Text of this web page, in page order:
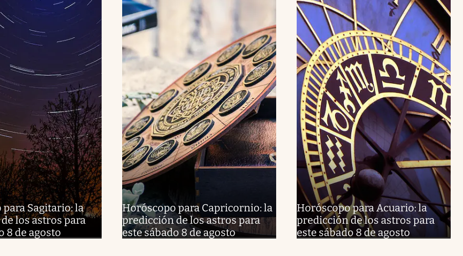
Sagitario: la
los astros para
8 de agosto
Horóscopo para Capricornio: la
predicción de los astros para
este sábado 8 de agosto
Horóscopo para Acuario: la
predicción de los astros para
este sábado 8 de agosto